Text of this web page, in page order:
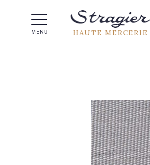
MENU HAUTE MERCERIE